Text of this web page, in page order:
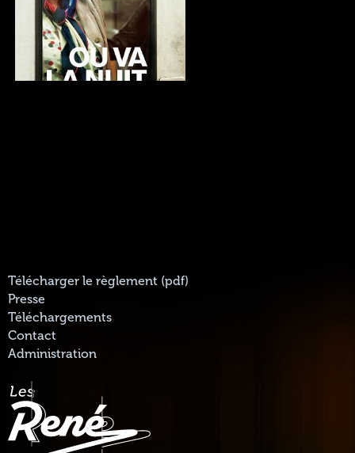
Télécharger le règlement (pdf)
Presse
Téléchargements
Contact
Administration